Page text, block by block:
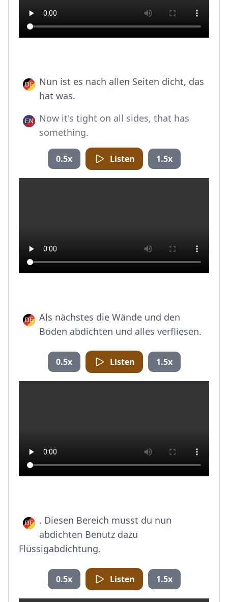
Nun ist es nach allen Seiten dicht, das
hat was.
Now it's tight on all sides, that has
something.
0.5x Listen 1.5x
Als nächstes die Wände und den
Boden abdichten und alles verfliesen.
0.5x Listen 1.5x
. Diesen Bereich musst du nun
abdichten Benutz dazu
Flüssigabdichtung.
0.5x Listen 1.5x